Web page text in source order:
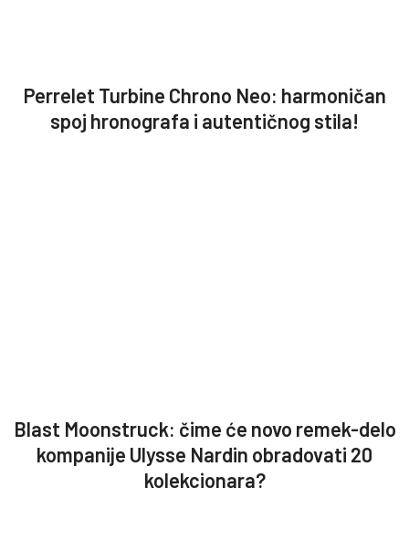
Perrelet Turbine Chrono Neo: harmoničan
spoj hronografa i autentičnog stila!
Blast Moonstruck: čime će novo remek-delo
kompanije Ulysse Nardin obradovati 20
kolekcionara?